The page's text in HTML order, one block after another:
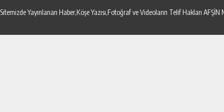
Sitemizde Yayınlanan Haber,Köşe Yazısı,Fotoğraf ve Videoların Telif Hakları